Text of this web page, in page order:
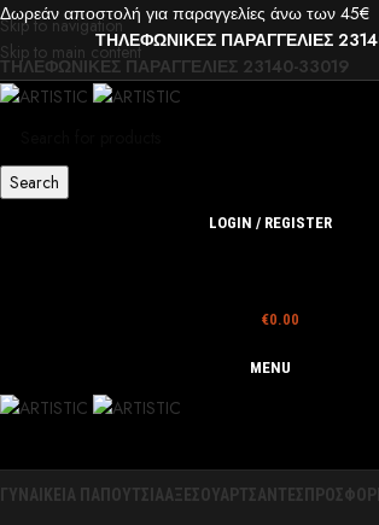
Skip to navigation
Skip to main content
Δωρεάν αποστολή για παραγγελίες άνω των 45€
ΤΗΛΕΦΩΝΙΚΕΣ ΠΑΡΑΓΓΕΛΙΕΣ
ΤΗΛΕΦΩΝΙΚΕΣ ΠΑΡΑΓΓΕΛΙΕΣ 23140-33019
Search
LOGIN / REGISTER
€0.00
MENU
ΓΥΝΑΙΚΕΙΑ ΠΑΠΟΥΤΣΙΑΑΞΕΣΟΥΑΡΤΣΑΝΤΕΣ